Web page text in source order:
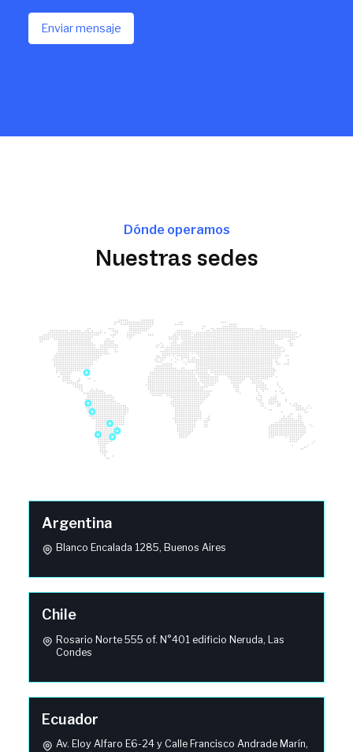
Enviar mensaje
Dónde operamos
Nuestras sedes
Argentina
Blanco Encalada 1285, Buenos Aires
Chile
Rosario Norte 555 of. N°401 edificio Neruda, Las
Condes
Ecuador
Av. Eloy Alfaro E6-24 y Calle Francisco Andrade Marín,